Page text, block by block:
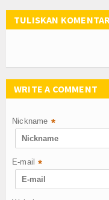
TULISKAN
WRITE A COMMENT
Nickname *
E-mail *